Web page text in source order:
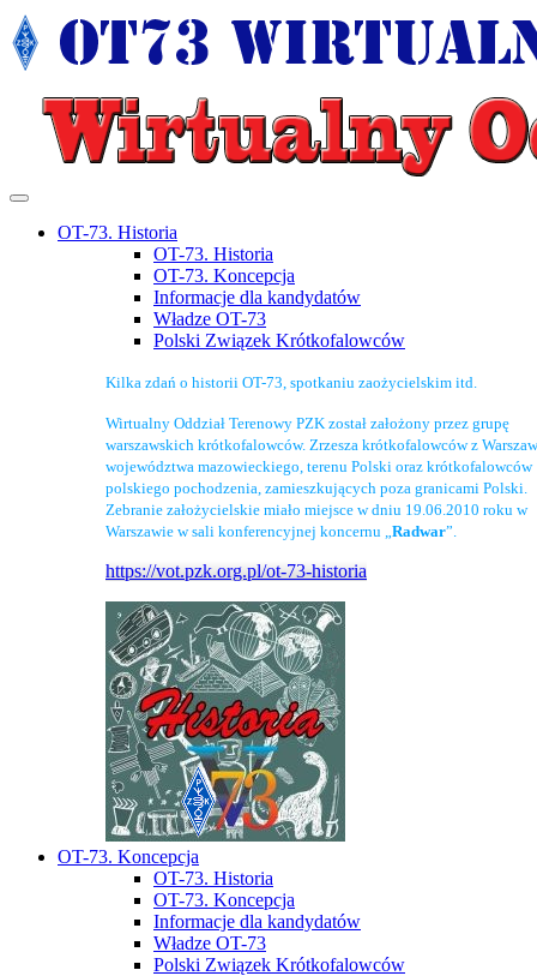
OT-73. Historia
OT-73. Historia
OT-73. Koncepcja
Informacje dla kandydatów
Władze OT-73
Polski Związek Krótkofalowców
Kilka zdań o historii OT-73, spotkaniu zaożycielskim itd.
Wirtualny Oddział Terenowy PZK został założony przez grupę
warszawskich krótkofalowców. Zrzesza krótkofalowców z
województwa mazowieckiego, terenu Polski oraz krótkofalowców
polskiego pochodzenia, zamieszkujących poza granicami Polski.
Zebranie założycielskie miało miejsce w dniu 19.06.2010 roku w
Warszawie w sali konferencyjnej koncernu „Radwar”.
https://vot.pzk.org.pl/ot-73-historia
OT-73. Koncepcja
OT-73. Historia
OT-73. Koncepcja
Informacje dla kandydatów
Władze OT-73
Polski Związek Krótkofalowców